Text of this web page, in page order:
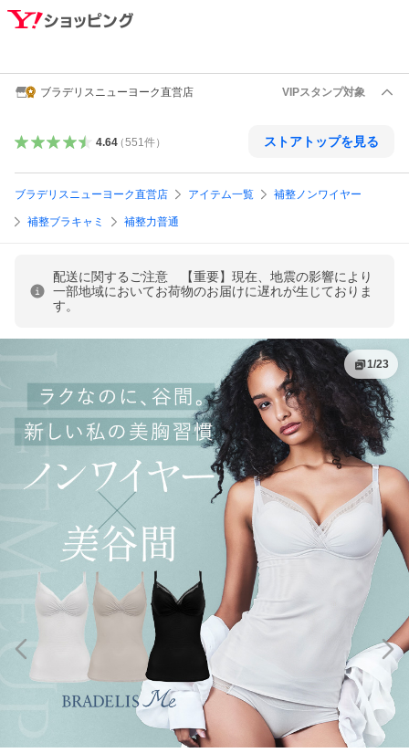
ブラデリスニューヨーク直営店 VIPスタンプ対象
4.64（551件） ストアトップを見る
ブラデリスニューヨーク直営店 アイテム一覧 補整ノンワイヤー
補整ブラキャミ 補整力普通
配送に関するご注意 【重要】現在、地震の影響により
一部地域においてお荷物のお届けに遅れが生じておりま
す。
1/23